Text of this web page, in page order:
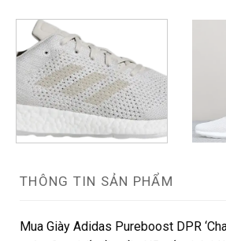
THÔNG TIN SẢN PHẨM
Mua Giày Adidas Pureboost DPR